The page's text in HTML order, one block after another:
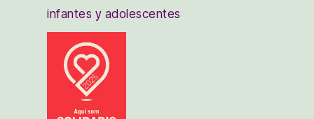
infantes y adolescentes